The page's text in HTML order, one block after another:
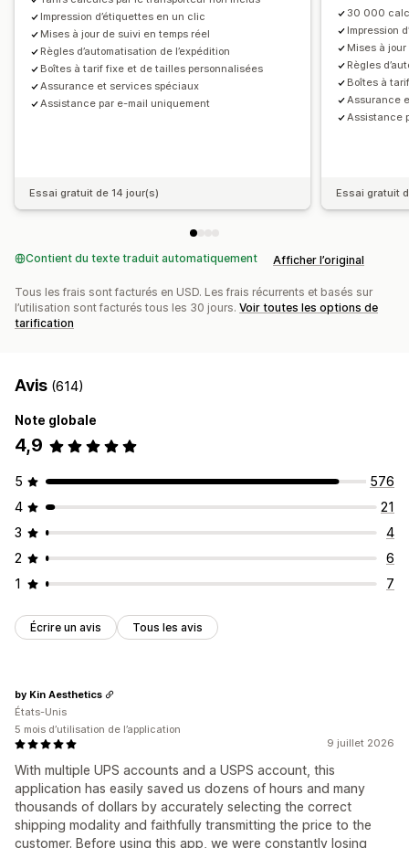
Impression d’étiquettes en un clic
Mises à jour de suivi en temps réel
Règles d’automatisation de l’expédition
Boîtes à tarif fixe et de tailles personnalisées
Assurance et services spéciaux
Assistance par e-mail uniquement
Essai gratuit de 14 jour(s)
30 000
Impression
Mises à
Règles
Boîtes à
Assurance
Assistance
Essai gratuit
Contient du texte traduit automatiquement Afficher l’original
Tous les frais sont facturés en USD. Les frais récurrents et basés sur
l’utilisation sont facturés tous les 30 jours. Voir toutes les options de
tarification
Avis (614)
Note globale
4,9
5
576
4
21
3
4
2
6
1
7
Écrire un avis Tous les avis
9 juillet 2026
With multiple UPS accounts and a USPS account, this
application has easily saved us dozens of hours and many
thousands of dollars by accurately selecting the correct
shipping modality and faithfully transmitting the price to the
customer. Before using this app, we were constantly losing
by Kin Aesthetics
États-Unis
5 mois d’utilisation de l’application